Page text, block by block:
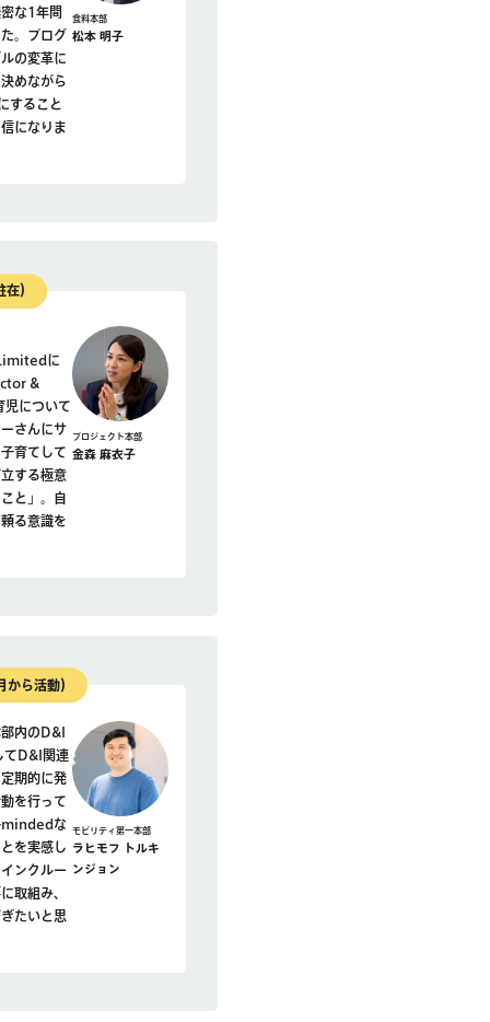
な1年間
。プログ
の変革に
めながら
すること
になりま
食料本部
松本 明子
）
に
&
児について
さんにサ
育てして
する極意
と」。自
る意識を
プロジェクト本部
金森 麻衣子
ら活動）
内のD&I
てD&I関連
期的に発
を行って
mindedな
を実感し
ンクルー
取組み、
たいと思
モビリティ第一本部
ラヒモフ トルキ
ンジョン